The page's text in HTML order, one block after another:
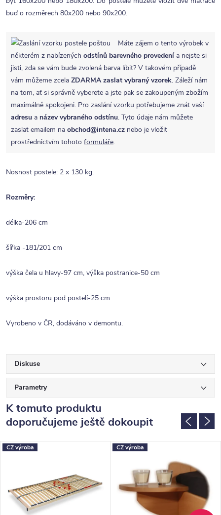
buď o rozměrech 80x200 nebo 90x200.
Máte zájem o tento výrobek v
některém z nabízených odstínů barevného provedení a nejste si
jisti, zda se vám bude zvolená barva líbit? V takovém případě
vám můžeme zcela ZDARMA zaslat vybraný vzorek. Záleží nám
na tom, ať si správně vyberete a jste pak se zakoupeným zbožím
maximálně spokojeni. Pro zaslání vzorku potřebujeme znát vaší
adresu a název vybraného odstínu. Tyto údaje nám můžete
zaslat emailem na obchod@intena.cz nebo je vložit
prostřednictvím tohoto formuláře.
Nosnost postele: 2 x 130 kg.
Rozměry:
délka-206 cm
šířka -181/201 cm
výška čela u hlavy-97 cm, výška postranice-50 cm
výška prostoru pod postelí-25 cm
Vyrobeno v ČR, dodáváno v demontu.
Diskuse
Parametry
K tomuto produktu
doporučujeme ještě dokoupit
CZ výroba CZ výroba